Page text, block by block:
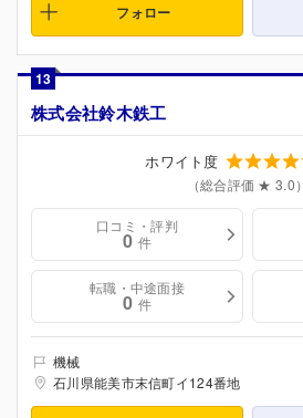
フォロー
13
株式会社鈴木鉄工
ホワイト度
（総合評価 ★ 3.0）
口コミ・評判
0 件
転職・中途面接
0 件
機械
石川県能美市末信町イ124番地